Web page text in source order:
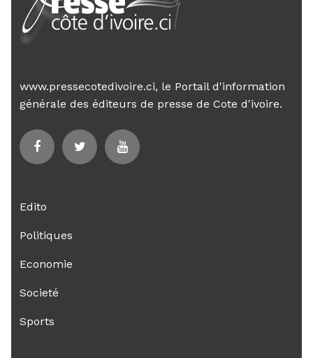
www.pressecotedivoire.ci, le Portail d'information
générale des éditeurs de presse de Cote d'ivoire.
Edito
Politiques
Economie
Societé
Sports